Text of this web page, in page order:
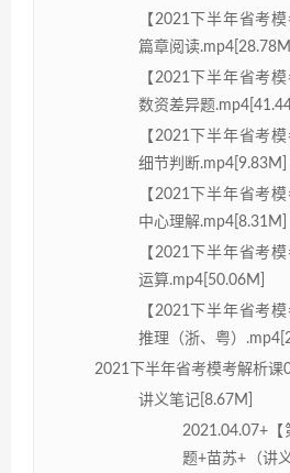
【2021下半年省考
篇章阅读.mp4[28.78M]
【2021下半年省考
数资差异题
【2021下半年省考
细节判断.mp4[9.83M]
【2021下半年省考
中心理解.mp4[8.31M]
【2021下半年省考
运算.mp4[50.06M]
【2021下半年省考
推理（浙、粤）
2021下半年省考模考解析课
讲义笔记[8.67M]
2021.04.07+
题+苗苏+（讲